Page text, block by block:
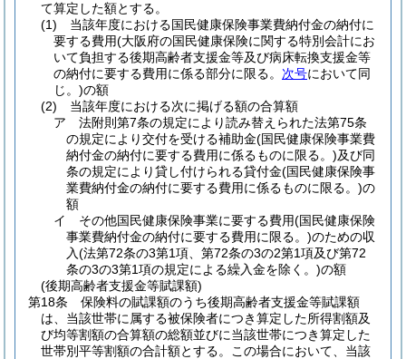
て算定した額とする。
(1)
当該年度における国民健康保険事業費納付金の納付に
要する費用(大阪府の国民健康保険に関する特別会計にお
いて負担する後期高齢者支援金等及び病床転換支援金等
の納付に要する費用に係る部分に限る。 次号において同
じ。)の額
(2)
当該年度における次に掲げる額の合算額
ア
法附則第7条の規定により読み替えられた法第75条
の規定により交付を受ける補助金(国民健康保険事業費
納付金の納付に要する費用に係るものに限る。)及び同
条の規定により貸し付けられる貸付金(国民健康保険事
業費納付金の納付に要する費用に係るものに限る。)の
額
イ
その他国民健康保険事業に要する費用(国民健康保険
事業費納付金の納付に要する費用に限る。)のための収
入(法第72条の3第1項、第72条の3の2第1項及び第72
条の3の3第1項の規定による繰入金を除く。)の額
(後期高齢者支援金等賦課額)
第18条
保険料の賦課額のうち後期高齢者支援金等賦課額
は、当該世帯に属する被保険者につき算定した所得割額及
び均等割額の合算額の総額並びに当該世帯につき算定した
世帯別平等割額の合計額とする。
この場合において、当該